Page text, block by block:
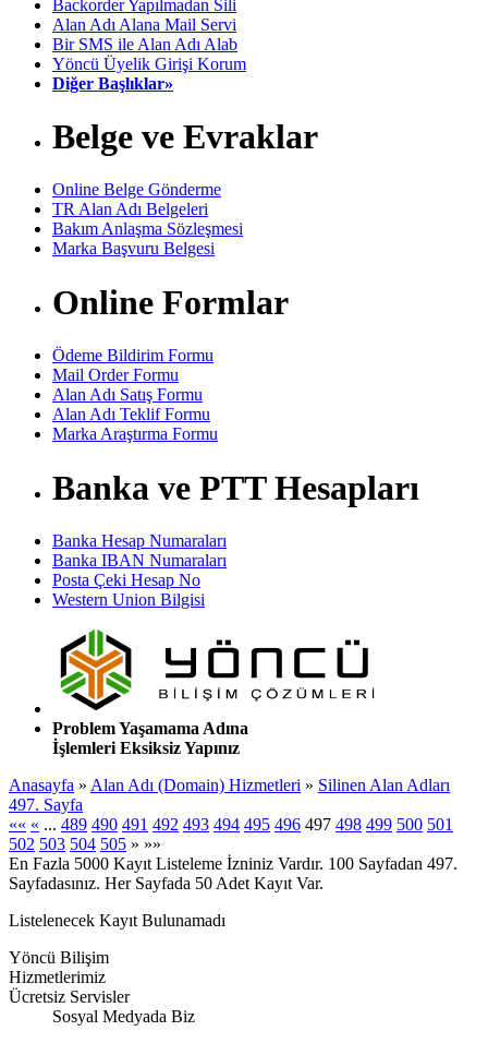
Backorder Yapılmadan Sili
Alan Adı Alana Mail Servi
Bir SMS ile Alan Adı Alab
Yöncü Üyelik Girişi Korum
Diğer Başlıklar»
Belge ve Evraklar
Online Belge Gönderme
TR Alan Adı Belgeleri
Bakım Anlaşma Sözleşmesi
Marka Başvuru Belgesi
Online Formlar
Ödeme Bildirim Formu
Mail Order Formu
Alan Adı Satış Formu
Alan Adı Teklif Formu
Marka Araştırma Formu
Banka ve PTT Hesapları
Banka Hesap Numaraları
Banka IBAN Numaraları
Posta Çeki Hesap No
Western Union Bilgisi
Problem Yaşamama Adına
İşlemleri Eksiksiz Yapınız
Anasayfa » Alan Adı (Domain) Hizmetleri » Silinen Alan Adları
497. Sayfa
«« « ... 489 490 491 492 493 494 495 496 497 498 499 500 501
502 503 504 505 » »»
En Fazla 5000 Kayıt Listeleme İzniniz Vardır. 100 Sayfadan 497.
Sayfadasınız. Her Sayfada 50 Adet Kayıt Var.
Listelenecek Kayıt Bulunamadı
Yöncü Bilişim
Hizmetlerimiz
Ücretsiz Servisler
Sosyal Medyada Biz